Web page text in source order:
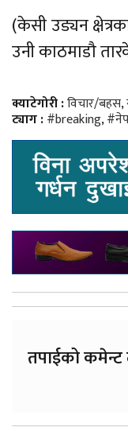
(केसी उड्यन
उनी काठमाडौ
क्याटेगोरी :विचार/बहस,
ट्याग :#breaking,
तपाईको कमेन्ट